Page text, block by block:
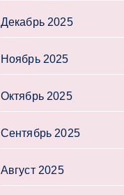
Декабрь 2025
Ноябрь 2025
Октябрь 2025
Сентябрь 2025
Август 2025